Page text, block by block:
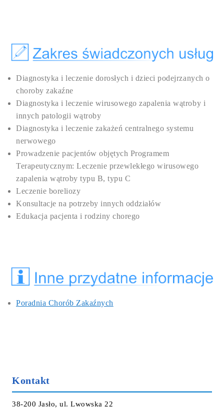
Diagnostyka i leczenie dorosłych i dzieci podejrzanych o
choroby zakaźne
Diagnostyka i leczenie wirusowego zapalenia wątroby i
innych patologii wątroby
Diagnostyka i leczenie zakażeń centralnego systemu
nerwowego
Prowadzenie pacjentów objętych Programem
Terapeutycznym: Leczenie przewlekłego wirusowego
zapalenia wątroby typu B, typu C
Leczenie boreliozy
Konsultacje na potrzeby innych oddziałów
Edukacja pacjenta i rodziny chorego
Poradnia Chorób Zakaźnych
Kontakt
38-200 Jasło, ul. Lwowska 22